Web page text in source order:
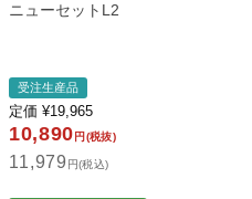
ニューセットL2
受注生産品
定価 ¥19,965
10,890 円(税抜)
11,979 円(税込)